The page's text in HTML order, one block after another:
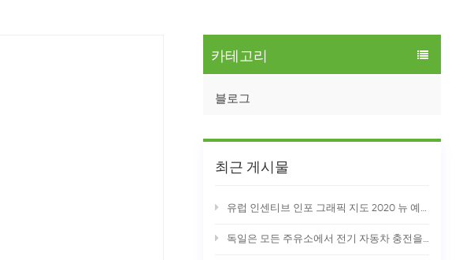
카테고리
블로그
최근 게시물
유럽 인센티브 인포 그래픽 지도 2020 뉴 예아
독일은 모든 주유소에서 전기 자동차 충전을 제공해야합니다.